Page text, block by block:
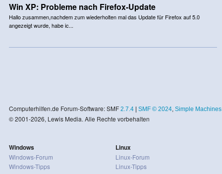
Win XP: Probleme nach Firefox-Update
Hallo zusammen,nachdem zum wiederholten mal das Update für Firefox auf 5.0
angezeigt wurde, habe ic...
Computerhilfen.de Forum-Software: SMF 2.7.4| SMF © 2024, Simple Machines
© 2001-2026, Lewis Media. Alle Rechte vorbehalten
Windows
Windows-Forum
Windows-Tipps
Linux
Linux-Forum
Linux-Tipps